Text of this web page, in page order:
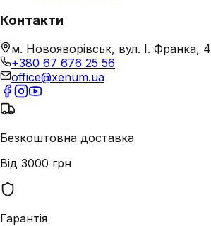
Контакти
м. Новояворівськ, вул. І. Франка, 4
+380 67 676 25 56
office@xenum.ua
Безкоштовна доставка
Від 3000 грн
Гарантія